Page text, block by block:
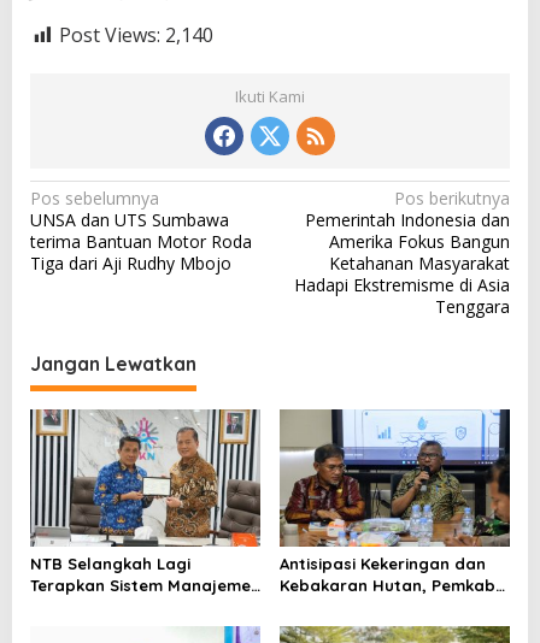
Post Views: 2,140
Ikuti Kami
N
a
v
a
s
i
p
o
s
Pos sebelumnya
UNSA dan UTS Sumbawa
terima Bantuan Motor Roda
Tiga dari Aji Rudhy Mbojo
Pos berikutnya
Pemerintah Indonesia dan
Amerika Fokus Bangun
Ketahanan Masyarakat
Hadapi Ekstremisme di Asia
Tenggara
Jangan Lewatkan
NTB Selangkah Lagi
Terapkan Sistem Manajemen
Antisipasi Kekeringan dan
Kebakaran Hutan, Pemkab